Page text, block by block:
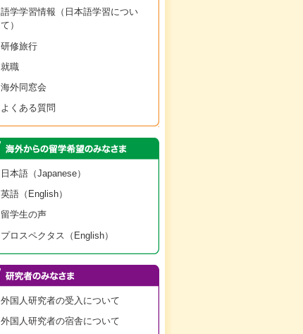
語学学習情報（日本語学習につい
て）
研修旅行
就職
海外同窓会
よくある質問
日本語（Japanese）
英語（English）
留学生の声
プロスペクタス（English）
外国人研究者の受入について
外国人研究者の宿舎について